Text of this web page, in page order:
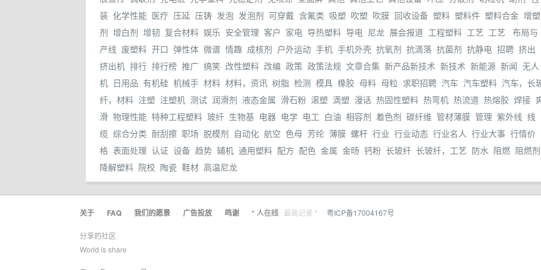
装 化学性能 医疗 压延 压铸 发泡 发泡剂 可穿戴 含氟类 吸塑 吹塑 吹膜 回收设备 塑料 塑料件 塑料合金 增塑
剂 增白剂 增韧 复合材料 娱乐 安全管理 客户 家电 导热塑料 导电 尼龙 展会报道 工程塑料 工艺 工艺
布局与
产线 废塑料 开口 弹性体 微谱 情趣 成核剂 户外运动 手机 手机外壳 抗氧剂 抗滴落 抗菌剂 抗静电 招聘 挤出
挤出机 排行 排行榜 推广 搞笑 改性塑料 改编 政策 政策法规 文章合集 新产品新技术 新技术 新能源 新闻 无人
机 日用品 有机硅 机械手 材料 材料，资讯 树脂 检测 模具 橡胶 母料 母粒 求职招聘 汽车 汽车塑料 汽车，长
纤，材料 注塑 注塑机 测试 润滑剂 液态金属 滑石粉 滚塑 滴塑 漫话 热固性塑料 热弯机 热流道 热熔胶 焊接
滑 物理性能 特种工程塑料 玻纤 生物基 电器 电学 电工 白油 相容剂 着色剂 碳纤维 管材薄膜 管理 紫外线 线
缆 综合分类 耐刮擦 职场 脱模剂 自动化 航空 色母 芳纶 薄膜 螺杆 行业 行业动态 行业名人 行业大事 行情价
格 表面处理 认证 设备 趋势 辅机 通用塑料 配方 配色 金属 金旸 钙粉 长玻纤 长玻纤，工艺 防水 阻燃 阻燃剂
降解塑料 院校 陶瓷 鞋材 高温尼龙
关于 · FAQ · 我们的愿景 · 广告投放 · 鸣谢 · * 人在线 最高记录 * · 粤ICP备17004167号
分享的社区
World is share